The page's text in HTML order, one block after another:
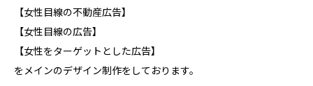
【女性目線の不動産広告】
【女性目線の広告】
【女性をターゲットとした広告】
をメインのデザイン制作をしております。